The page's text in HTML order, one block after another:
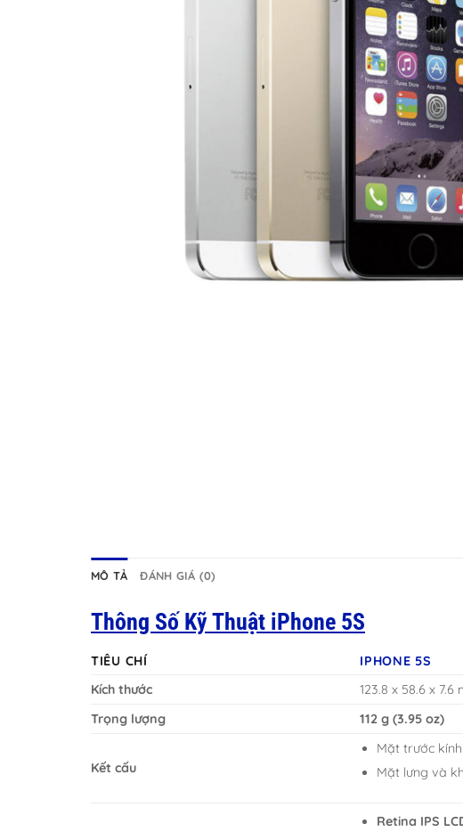
MÔ TẢ ĐÁNH GIÁ (0)
Thông Số Kỹ Thuật iPhone 5S
TIÊU CHÍ
IPHONE 5S
Kích thước
123.8 x 58.6 x 7.6
Trọng lượng
112 g (3.95 oz)
Kết cấu
Mặt trước
Mặt lưng và
Retina IPS